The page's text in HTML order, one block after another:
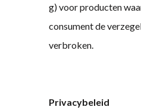
g) voor producten
consument de
verbroken.
Privacybeleid